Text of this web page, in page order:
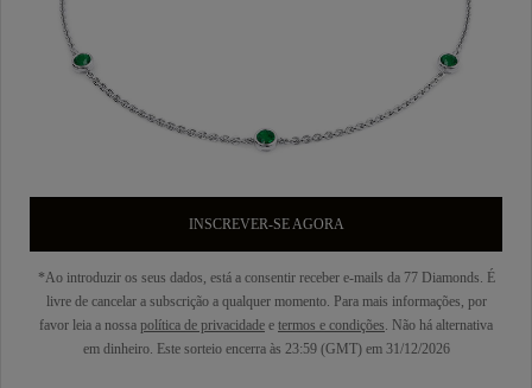
INSCREVER-SE AGORA
*Ao introduzir os seus dados, está a consentir receber e-mails da 77 Diamonds. É
livre de cancelar a subscrição a qualquer momento. Para mais informações, por
favor leia a nossa política de privacidade e termos e condições. Não há alternativa
em dinheiro. Este sorteio encerra às 23:59 (GMT) em 31/12/2026